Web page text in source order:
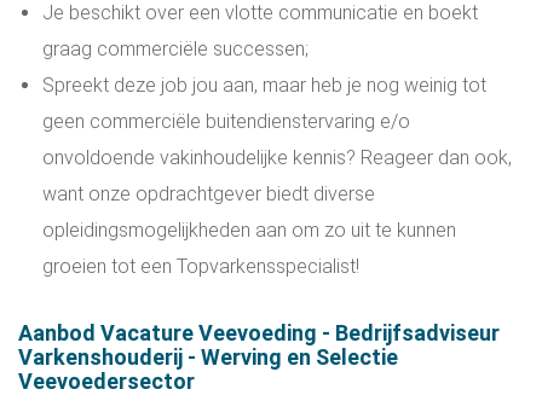
Je beschikt over een vlotte communicatie en boekt
graag commerciële successen;
Spreekt deze job jou aan, maar heb je nog weinig tot
geen commerciële buitendienstervaring e/o
onvoldoende vakinhoudelijke kennis? Reageer dan ook,
want onze opdrachtgever biedt diverse
opleidingsmogelijkheden aan om zo uit te kunnen
groeien tot een Topvarkensspecialist!
Aanbod Vacature Veevoeding - Bedrijfsadviseur
Varkenshouderij - Werving en Selectie
Veevoedersector